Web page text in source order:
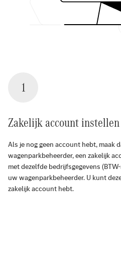
1
Zakelijk account instellen
Als je nog geen account hebt, maak
wagenparkbeheerder, een zakelijk
met dezelfde bedrijfsgegevens
uw wagenparkbeheerder. U kunt
zakelijk account hebt.